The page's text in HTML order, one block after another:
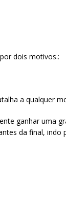
dois motivos.:
a qualquer
ganhar uma
da final, indo